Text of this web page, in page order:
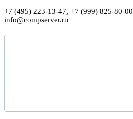
+7 (495) 223-13-47, +7 (999) 825-80-00
info@compserver.ru